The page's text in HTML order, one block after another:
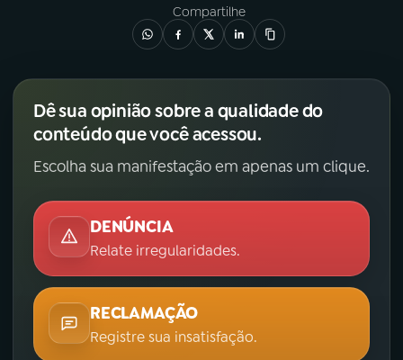
Compartilhe
Dê sua opinião sobre a qualidade do
conteúdo que você acessou.
Escolha sua manifestação em apenas um clique.
DENÚNCIA
Relate irregularidades.
RECLAMAÇÃO
Registre sua insatisfação.